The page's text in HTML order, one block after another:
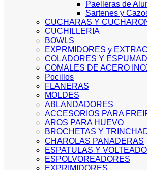
Paelleras de
Sartenes y
CUCHARAS Y
CUCHILLERIA
BOWLS
EXPRMIDORES y
COLADORES Y
COMALES DE ACERO
Pocillos
FLANERAS
MOLDES
ABLANDADORES
ACCESORIOS PARA
AROS PARA HUEVO
BROCHETAS Y
CHAROLAS PANADERAS
ESPATULAS Y
ESPOLVOREADORES
EXPRIMIDORES